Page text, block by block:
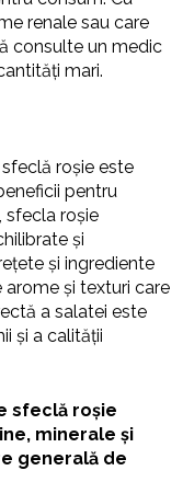
renale sau care
consulte un medic
mari.
roșie este
pentru
sfecla roșie
și
și ingrediente
și texturi care
a salatei este
și a calității
sfeclă roșie
minerale și
generală de